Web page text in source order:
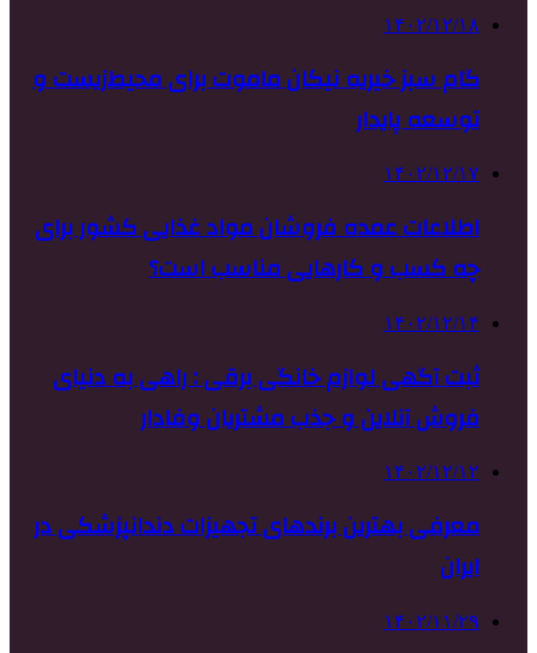
۱۴۰۲/۱۲/۱۸
گام سبز خیریه نیکان ماموت برای محیط‌زیست و
توسعه پایدار
۱۴۰۲/۱۲/۱۷
اطلاعات عمده فروشان مواد غذایی کشور برای
چه کسب و کارهایی مناسب است؟
۱۴۰۲/۱۲/۱۴
ثبت آگهی لوازم خانگی برقی : راهی به دنیای
فروش آنلاین و جذب مشتریان وفادار
۱۴۰۲/۱۲/۱۲
معرفی بهترین برندهای تجهیزات دندانپزشکی در
ایران
۱۴۰۲/۱۱/۲۹